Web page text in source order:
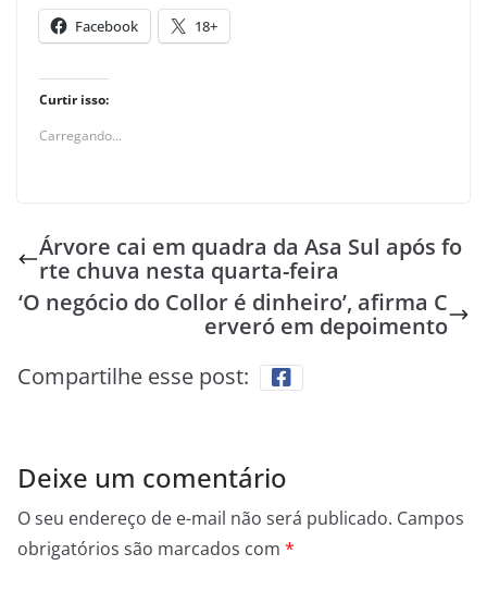
Facebook 18+
Curtir isso:
Carregando...
Árvore cai em quadra da Asa Sul após fo
rte chuva nesta quarta-feira
‘O negócio do Collor é dinheiro’, afirma C
erveró em depoimento
Compartilhe esse post:
Deixe um comentário
O seu endereço de e-mail não será publicado. Campos
obrigatórios são marcados com *